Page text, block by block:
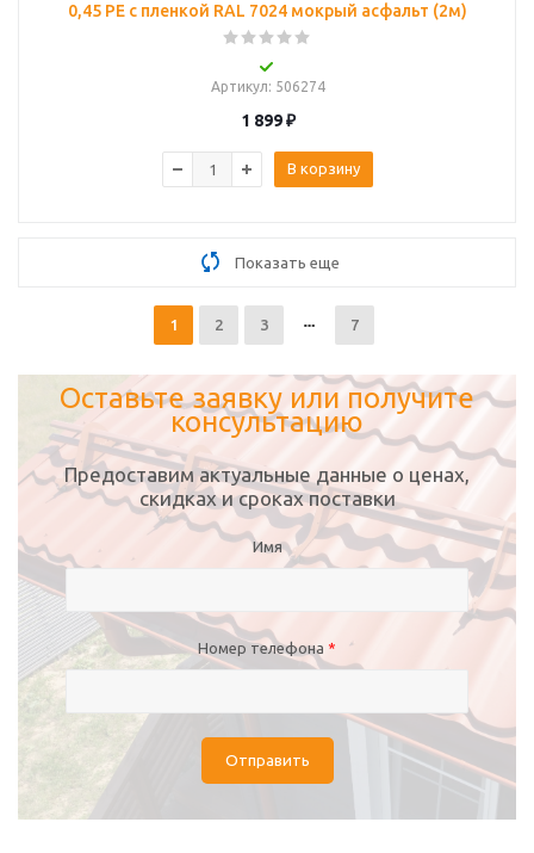
0,45 PE с пленкой RAL 7024 мокрый асфальт (2м)
Артикул: 506274
1 899₽
В корзину
Показать еще
1 2 3 7
Оставьте заявку или получите
консультацию
Предоставим актуальные данные о ценах,
скидках и сроках поставки
Имя
Номер телефона *
Отправить